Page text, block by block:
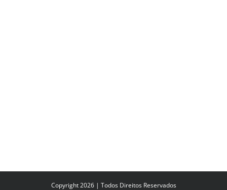
Copyright 2026 | Todos Direitos Reservados